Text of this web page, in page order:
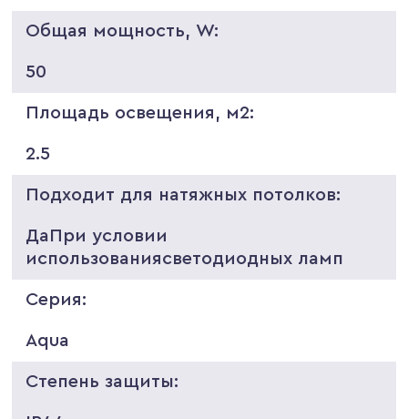
Общая мощность, W:
50
Площадь освещения, м2:
2.5
Подходит для натяжных потолков:
ДаПри условии
использованиясветодиодных ламп
Серия:
Aqua
Степень защиты: